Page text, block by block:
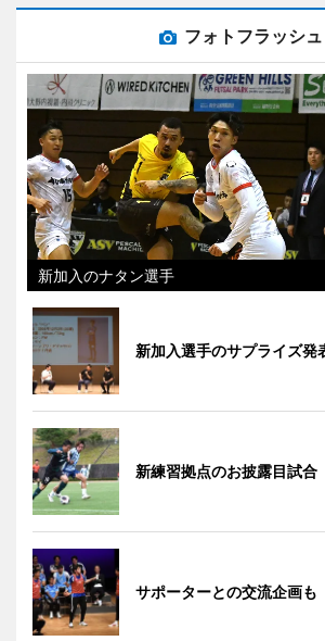
フォトフラッシュ
新加入のナタン選手
新加入選手のサプライズ発
新練習拠点のお披露目試合
サポーターとの交流企画も